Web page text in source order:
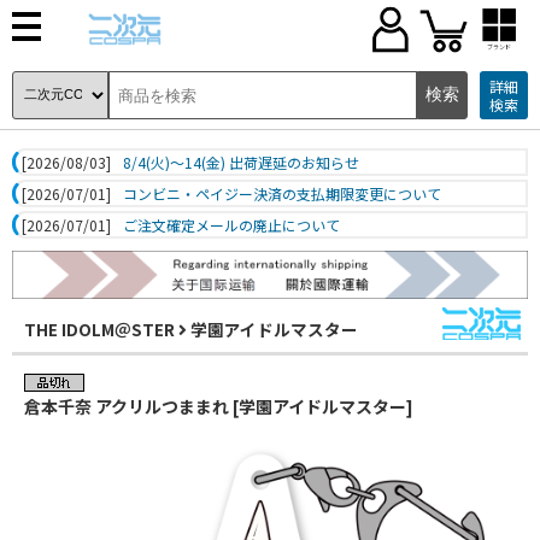
ブランド
詳細
検索
[2026/08/03]
8/4(火)～14(金) 出荷遅延のお知らせ
[2026/07/01]
コンビニ・ペイジー決済の支払期限変更について
[2026/07/01]
ご注文確定メールの廃止について
THE IDOLM＠STER 学園アイドルマスター
倉本千奈 アクリルつままれ [学園アイドルマスター]